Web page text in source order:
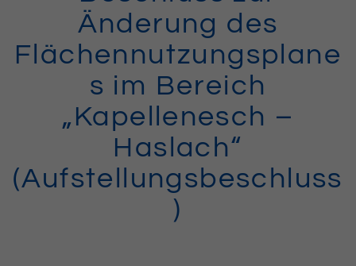
Änderung des
Flächennutzungsplane
s im Bereich
„Kapellenesch –
Haslach“
(Aufstellungsbeschluss
)